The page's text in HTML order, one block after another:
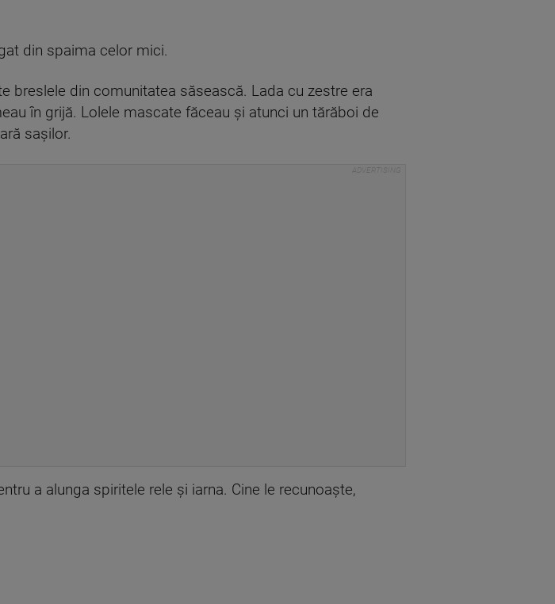
din spaima celor mici.
breslele din comunitatea săsească. Lada cu zestre era
în grijă. Lolele mascate făceau şi atunci un tărăboi de
saşilor.
a alunga spiritele rele şi iarna. Cine le recunoaşte,